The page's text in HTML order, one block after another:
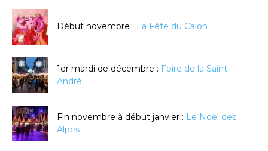
Début novembre : La Fête du Caïon
1er mardi de décembre : Foire de la Saint
André
Fin novembre à début janvier : Le Noël des
Alpes